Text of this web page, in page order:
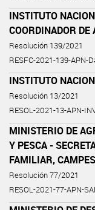
INSTITUTO
COORDINADOR
Resolución 139/2021
RESFC-2021-139-APN-
INSTITUTO
Resolución 13/2021
RESOL-2021-13-APN-
MINISTERIO DE
Y PESCA -
FAMILIAR,
Resolución 77/2021
RESOL-2021-77-APN-